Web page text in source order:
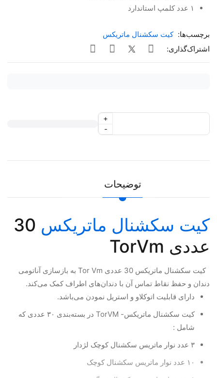
۱ عدد کلمپ استاندارد
برچسب‌ها: کیت سکشنال ماتریکس
اشتراک‌گذاری:
-
+
توضیحات
کیت سکشنال ماتریکس 30
عددی TorVm
کیت سكشنال ماتريكس 30 عددی Tor Vm به بازسازی آناتومی
دندان و حفظ نقاط تماس آن با دندان‌های اطراف کمک می‌کند.
دارای قابلیت اتوکلاو و استریل نمودن می‌باشد.
کیت سکشنال ماتریکس- TorVM در بسته‌بندی ۳۰ عددی که
شامل :
۳ عدد نوار ماتریس سکشنال کوچک لژدار
۱۰ عدد نوار ماتریس سکشنال کوچک